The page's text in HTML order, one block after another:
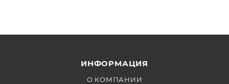
ИНФОРМАЦИЯ
О КОМПАНИИ